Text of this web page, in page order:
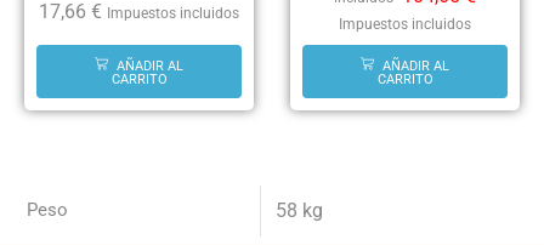
17,66 € Impuestos incluidos
AÑADIR AL
CARRITO
Impuestos incluidos
AÑADIR AL
CARRITO
Peso 58 kg